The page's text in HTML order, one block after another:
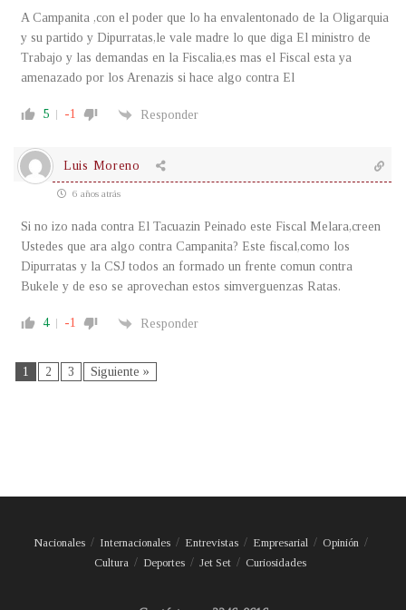
A Campanita ,con el poder que lo ha envalentonado de la Oligarquia
y su partido y Dipurratas,le vale madre lo que diga El ministro de
Trabajo y las demandas en la Fiscalia,es mas el Fiscal esta ya
amenazado por los Arenazis si hace algo contra El
5 -1 Responder
Luis Moreno
6 años atrás
Si no izo nada contra El Tacuazin Peinado este Fiscal Melara,creen
Ustedes que ara algo contra Campanita? Este fiscal,como los
Dipurratas y la CSJ todos an formado un frente comun contra
Bukele y de eso se aprovechan estos simverguenzas Ratas.
4 -1 Responder
1 2 3 Siguiente »
Nacionales Internacionales Entrevistas Empresarial
Opinión
Cultura
Deportes Jet Set Curiosidades